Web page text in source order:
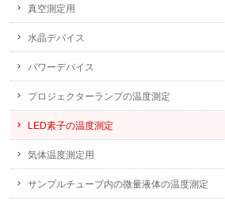
真空測定用
水晶デバイス
パワーデバイス
プロジェクターランプの温度測定
LED素子の温度測定
気体温度測定用
サンプルチューブ内の微量液体の温度測定